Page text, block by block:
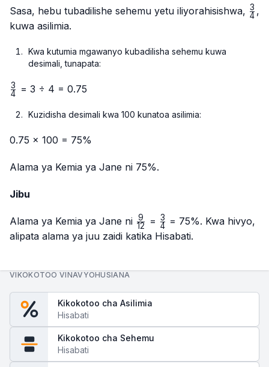
{12 ÷
3}
Sasa, hebu tubadilishe sehemu yetu iliyorahisishwa, 4
3 ,
kuwa asilimia.
Kwa kutumia mgawanyo kubadilisha sehemu kuwa
desimali, tunapata:
\frac{3}
4
3 = 3 ÷ 4 = 0.75
Kuzidisha desimali kwa 100 kunatoa asilimia:
0.75 × 100 = 75%
Alama ya Kemia ya Jane ni 75%.
Jibu
Alama ya Kemia ya Jane ni \frac{9}
{12}
12
9 = \frac{3}
{4}
4
3
= 75%. Kwa hivyo,
alipata alama ya juu zaidi katika Hisabati.
VIKOKOTOO VINAVYOHUSIANA
Kikokotoo cha Asilimia
Hisabati
Kikokotoo cha Sehemu
Hisabati